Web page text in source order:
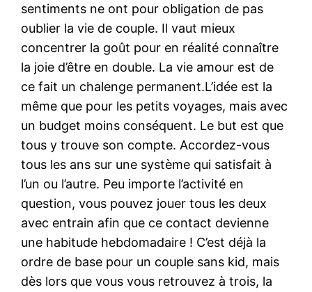
sentiments ne ont pour obligation de pas
oublier la vie de couple. Il vaut mieux
concentrer la goût pour en réalité connaître
la joie d’être en double. La vie amour est de
ce fait un chalenge permanent.L’idée est la
même que pour les petits voyages, mais avec
un budget moins conséquent. Le but est que
tous y trouve son compte. Accordez-vous
tous les ans sur une système qui satisfait à
l’un ou l’autre. Peu importe l’activité en
question, vous pouvez jouer tous les deux
avec entrain afin que ce contact devienne
une habitude hebdomadaire ! C’est déjà la
ordre de base pour un couple sans kid, mais
dès lors que vous vous retrouvez à trois, la